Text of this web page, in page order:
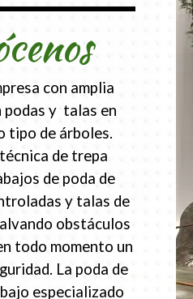
con amplia
podas y talas en
tipo de árboles.
de trepa
de poda de
y talas de
obstáculos
todo momento un
La poda de
especializado